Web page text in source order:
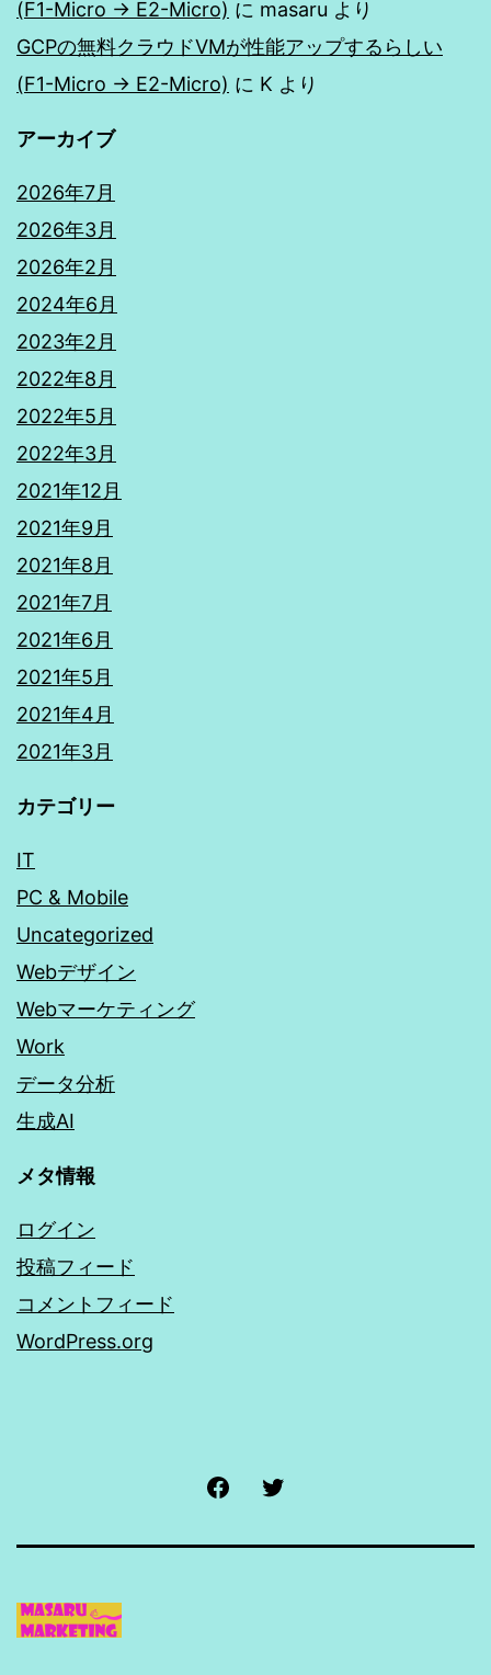
(F1-Micro → E2-Micro) に masaru より
GCPの無料クラウドVMが性能アップするらしい
(F1-Micro → E2-Micro) に K より
アーカイブ
2026年7月
2026年3月
2026年2月
2024年6月
2023年2月
2022年8月
2022年5月
2022年3月
2021年12月
2021年9月
2021年8月
2021年7月
2021年6月
2021年5月
2021年4月
2021年3月
カテゴリー
IT
PC & Mobile
Uncategorized
Webデザイン
Webマーケティング
Work
データ分析
生成AI
メタ情報
ログイン
投稿フィード
コメントフィード
WordPress.org
Facebook